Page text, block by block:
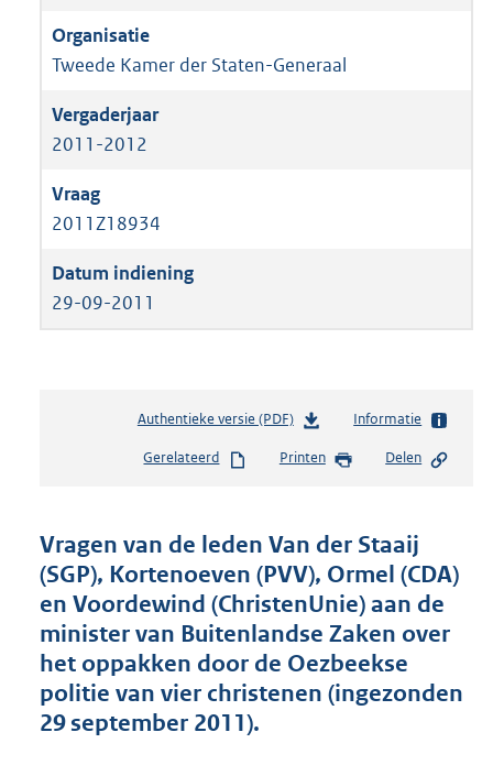
Tweede Kamer der Staten-Generaal
2011-2012
2011Z18934
29-09-2011
Authentieke versie (PDF)b
s
d
s
g
r
o
t
Informatie
Gerelateerd Printen Delen
Vragen van de leden Van der Staaij
(SGP), Kortenoeven (PVV), Ormel (CDA)
en Voordewind (ChristenUnie) aan de
minister van Buitenlandse Zaken over
het oppakken door de Oezbeekse
politie van vier christenen (ingezonden
29 september 2011).